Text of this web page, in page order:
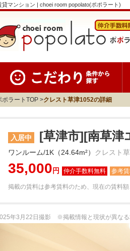
マンション | choei room popolato(ポポラート)
ポラートTOP クレスト草津1052の詳細
入居中 [草津市][南草津
ワンルーム/1K（24.64m²） クレスト
35,000 円 参考
掲載の賃料は参考賃料のため、現在の賃料額
年3月22日撮影 ※掲載情報と現状が異なる